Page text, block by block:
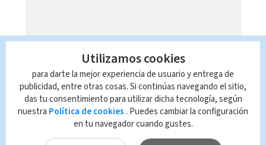
Utilizamos cookies
para darte la mejor experiencia de usuario y entrega de
publicidad, entre otras cosas. Si continúas navegando el sitio,
das tu consentimiento para utilizar dicha tecnología, según
nuestra Política de cookies . Puedes cambiar la configuración
en tu navegador cuando gustes.